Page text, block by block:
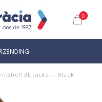
0
3L Jacket - Black